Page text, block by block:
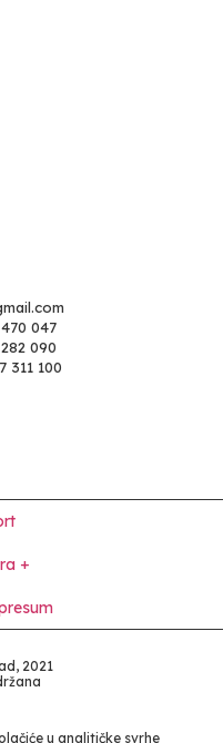
047
090
311 100
+
2021
u analitičke svrhe